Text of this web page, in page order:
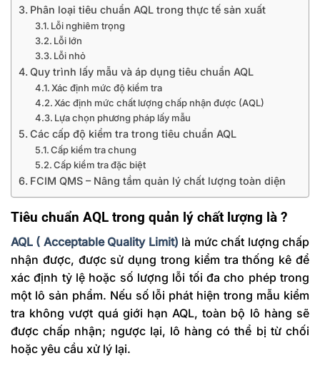
Phân loại tiêu chuẩn AQL trong thực tế sản xuất
Lỗi nghiêm trọng
Lỗi lớn
Lỗi nhỏ
Quy trình lấy mẫu và áp dụng tiêu chuẩn AQL
Xác định mức độ kiểm tra
Xác định mức chất lượng chấp nhận được (AQL)
Lựa chọn phương pháp lấy mẫu
Các cấp độ kiểm tra trong tiêu chuẩn AQL
Cấp kiểm tra chung
Cấp kiểm tra đặc biệt
FCIM QMS – Nâng tầm quản lý chất lượng toàn diện
Tiêu chuẩn AQL trong quản lý chất lượng là ?
AQL ( Acceptable Quality Limit) là mức chất lượng chấp
nhận được, được sử dụng trong kiểm tra thống kê để
xác định tỷ lệ hoặc số lượng lỗi tối đa cho phép trong
một lô sản phẩm. Nếu số lỗi phát hiện trong mẫu kiểm
tra không vượt quá giới hạn AQL, toàn bộ lô hàng sẽ
được chấp nhận; ngược lại, lô hàng có thể bị từ chối
hoặc yêu cầu xử lý lại.